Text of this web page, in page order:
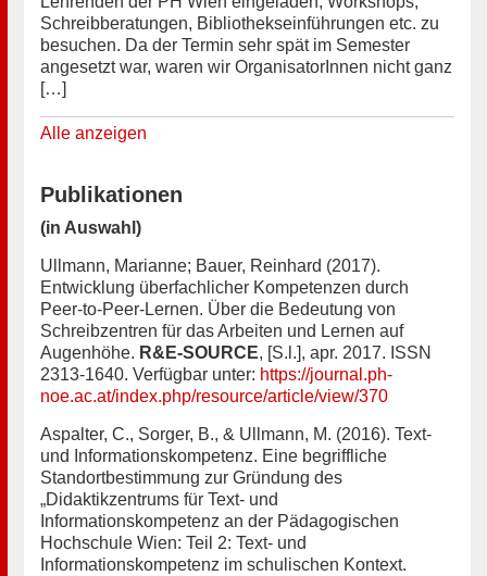
Schreibberatungen, Bibliothekseinführungen etc. zu
besuchen. Da der Termin sehr spät im Semester
angesetzt war, waren wir OrganisatorInnen nicht ganz
[…]
Alle anzeigen
Publikationen
(in Auswahl)
Ullmann, Marianne; Bauer, Reinhard (2017).
Entwicklung überfachlicher Kompetenzen durch
Peer-to-Peer-Lernen. Über die Bedeutung von
Schreibzentren für das Arbeiten und Lernen auf
Augenhöhe. R&E-SOURCE, [S.l.], apr. 2017. ISSN
2313-1640. Verfügbar unter: https://journal.ph-
noe.ac.at/index.php/resource/article/view/370
Aspalter, C., Sorger, B., & Ullmann, M. (2016). Text-
und Informationskompetenz. Eine begriffliche
Standortbestimmung zur Gründung des
„Didaktikzentrums für Text- und
Informationskompetenz an der Pädagogischen
Hochschule Wien: Teil 2: Text- und
Informationskompetenz im schulischen Kontext.